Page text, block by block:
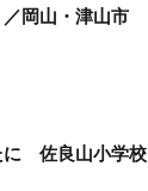
岡山・津山市
に 佐良山小学